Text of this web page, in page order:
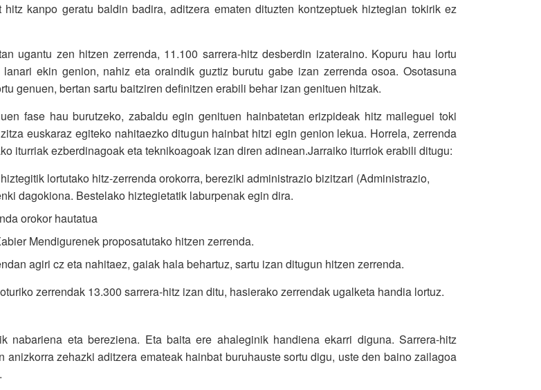
kanpo geratu baldin badira, aditzera ematen dituzten kontzeptuek hiztegian tokirik ez
ugantu zen hitzen zerrenda, 11.100 sarrera-hitz desberdin izateraino. Kopuru hau lortu
ekin genion, nahiz eta oraindik guztiz burutu gabe izan zerrenda osoa. Osotasuna
genuen, bertan sartu baitziren definitzen erabili behar izan genituen hitzak.
fase hau burutzeko, zabaldu egin genituen hainbatetan erizpideak hitz maileguei toki
euskaraz egiteko nahitaezko ditugun hainbat hitzi egin genion lekua. Horrela, zerrenda
iturriak ezberdinagoak eta teknikoagoak izan diren adinean.Jarraiko iturriok erabili ditugu:
lortutako hitz-zerrenda orokorra, bereziki administrazio bizitzari (Administrazio,
dagokiona. Bestelako hiztegietatik laburpenak egin dira.
orokor hautatua
Mendigurenek proposatutako hitzen zerrenda.
agiri cz eta nahitaez, gaiak hala behartuz, sartu izan ditugun hitzen zerrenda.
zerrendak 13.300 sarrera-hitz izan ditu, hasierako zerrendak ugalketa handia lortuz.
nabariena eta bereziena. Eta baita ere ahaleginik handiena ekarri diguna. Sarrera-hitz
anizkorra zehazki aditzera emateak hainbat buruhauste sortu digu, uste den baino zailagoa